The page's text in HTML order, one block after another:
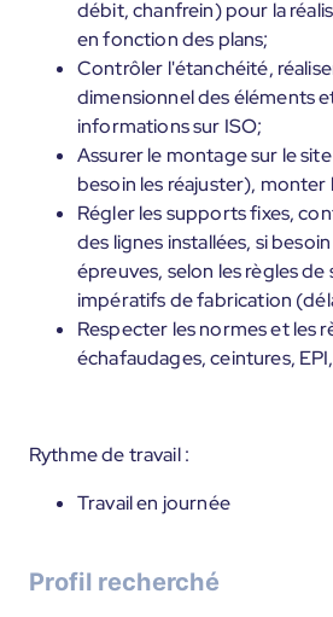
débit, chanfrein) pour la
en fonction des plans;
Contrôler l'étanchéité,
dimensionnel des éléments
informations sur ISO;
Assurer le montage sur le
besoin les réajuster), monter
Régler les supports fixes,
des lignes installées, si
épreuves, selon les règles
impératifs de fabrication
Respecter les normes et les
échafaudages, ceintures,
Rythme de travail :
Travail en journée
Profil recherché